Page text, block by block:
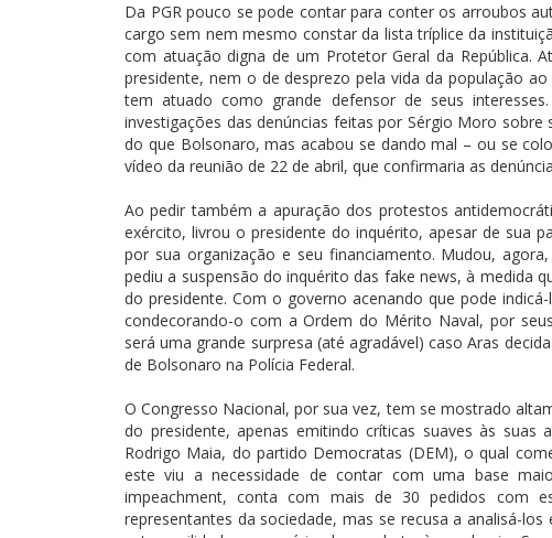
Da PGR pouco se pode contar para conter os arroubos
cargo sem nem mesmo constar da lista tríplice da
com atuação digna de um Protetor Geral da República.
presidente, nem o de desprezo pela vida da população
tem atuado como grande defensor de seus
investigações das denúncias feitas por Sérgio Moro
do que Bolsonaro, mas acabou se dando mal – ou se
vídeo da reunião de 22 de abril, que confirmaria as
Ao pedir também a apuração dos protestos
exército, livrou o presidente do inquérito, apesar de sua
por sua organização e seu financiamento. Mudou,
pediu a suspensão do inquérito das fake news, à medida
do presidente. Com o governo acenando que pode
condecorando-o com a Ordem do Mérito Naval, por
será uma grande surpresa (até agradável) caso Aras
de Bolsonaro na Polícia Federal.
O Congresso Nacional, por sua vez, tem se mostrado
do presidente, apenas emitindo críticas suaves às suas
Rodrigo Maia, do partido Democratas (DEM), o qual
este viu a necessidade de contar com uma base
impeachment, conta com mais de 30 pedidos com
representantes da sociedade, mas se recusa a analisá-